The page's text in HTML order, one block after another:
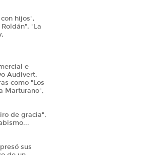
hijos",
"La
e
Audivert,
como "Los
Marturano",
de gracia",
sus